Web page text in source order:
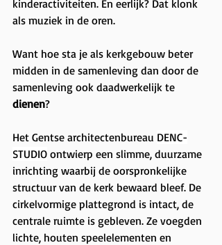
kinderactiviteiten. En eerlijk? Dat klonk
als muziek in de oren.
Want hoe sta je als kerkgebouw beter
midden in de samenleving dan door de
samenleving ook daadwerkelijk te
dienen?
Het Gentse architectenbureau DENC-
STUDIO ontwierp een slimme, duurzame
inrichting waarbij de oorspronkelijke
structuur van de kerk bewaard bleef. De
cirkelvormige plattegrond is intact, de
centrale ruimte is gebleven. Ze voegden
lichte, houten speelelementen en